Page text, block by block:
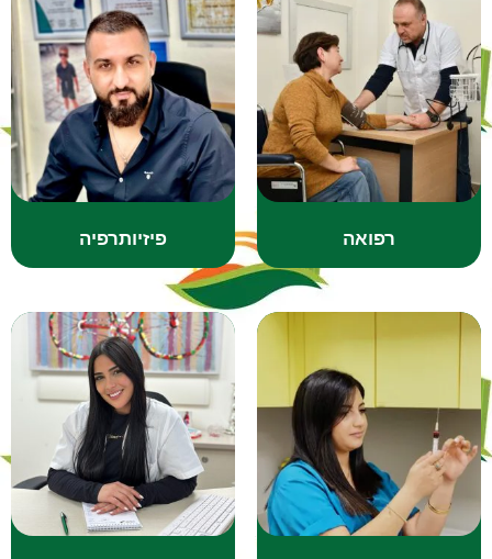
רפואה פיזיותרפיה